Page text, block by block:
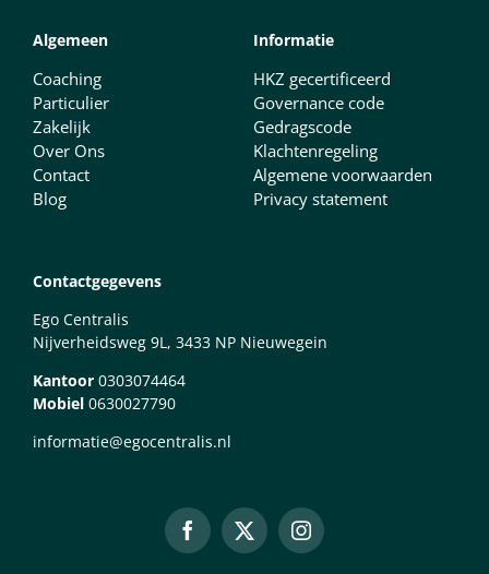
Algemeen
Coaching
Particulier
Zakelijk
Over Ons
Contact
Blog
Informatie
HKZ gecertificeerd
Governance code
Gedragscode
Klachtenregeling
Algemene voorwaarden
Privacy statement
Contactgegevens
Ego Centralis
Nijverheidsweg 9L, 3433 NP Nieuwegein
Kantoor 0303074464
Mobiel 0630027790
informatie@egocentralis.nl